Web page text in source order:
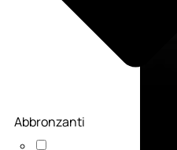
Abbronzanti